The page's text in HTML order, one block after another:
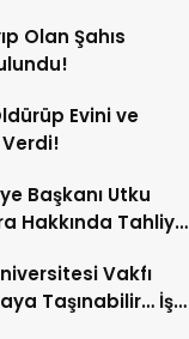
Olan Şahıs
Evini ve
Verdi!
Başkanı Utku
Hakkında Tahliye
Vakfı
Taşınabilir… İşte